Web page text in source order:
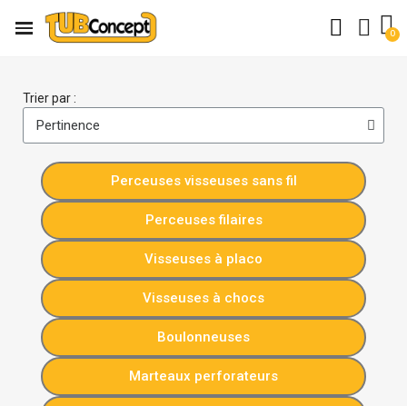
Trier par :
Perceuses visseuses sans fil
Perceuses filaires
Visseuses à placo
Visseuses à chocs
Boulonneuses
Marteaux perforateurs